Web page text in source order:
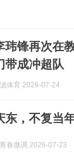
玮锋再次在
带成冲超队
体育 2026-07-24
东，不复当
春微调 2026-07-23